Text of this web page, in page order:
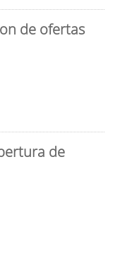
de ofertas
de